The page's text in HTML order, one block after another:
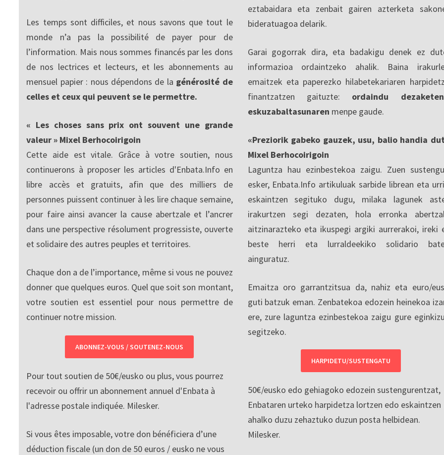
Les temps sont difficiles, et nous savons que tout le
monde n’a pas la possibilité de payer pour de
l’information. Mais nous sommes financés par les dons
de nos lectrices et lecteurs, et les abonnements au
mensuel papier : nous dépendons de la générosité de
celles et ceux qui peuvent se le permettre.
« Les choses sans prix ont souvent une grande
valeur » Mixel Berhocoirigoin
Cette aide est vitale. Grâce à votre soutien, nous
continuerons à proposer les articles d'Enbata.Info en
libre accès et gratuits, afin que des milliers de
personnes puissent continuer à les lire chaque semaine,
pour faire ainsi avancer la cause abertzale et l’ancrer
dans une perspective résolument progressiste, ouverte
et solidaire des autres peuples et territoires.
Chaque don a de l’importance, même si vous ne pouvez
donner que quelques euros. Quel que soit son montant,
votre soutien est essentiel pour nous permettre de
continuer notre mission.
ABONNEZ-VOUS / SOUTENEZ-NOUS
Pour tout soutien de 50€/eusko ou plus, vous pourrez
recevoir ou offrir un abonnement annuel d'Enbata à
l'adresse postale indiquée. Milesker.
Si vous êtes imposable, votre don bénéficiera d’une
déduction fiscale (un don de 50 euros / eusko ne vous
eztabaidara eta zenbait gairen azterketa
bideratuagoa delarik.
Garai gogorrak dira, eta badakigu denek ez
informazioa ordaintzeko ahalik. Baina
emaitzek eta paperezko hilabetekariaren
finantzatzen gaituzte: ordaindu
eskuzabaltasunaren menpe gaude.
«Preziorik gabeko gauzek, usu, balio handia
Mixel Berhocoirigoin
Laguntza hau ezinbestekoa zaigu. Zuen
esker, Enbata.Info artikuluak sarbide librean eta
eskaintzen segituko dugu, milaka lagunek
irakurtzen segi dezaten, hola erronka
aitzinarazteko eta ikuspegi argiki aurrerakoi, ireki
beste herri eta lurraldeekiko solidario
ainguratuz.
Emaitza oro garrantzitsua da, nahiz eta euro/
guti batzuk eman. Zenbatekoa edozein heinekoa
ere, zure laguntza ezinbestekoa zaigu gure
segitzeko.
HARPIDETU/SUSTENGATU
50€/eusko edo gehiagoko edozein sustengurentzat,
Enbataren urteko harpidetza lortzen edo eskaintzen
ahalko duzu zehaztuko duzun posta helbidean.
Milesker.